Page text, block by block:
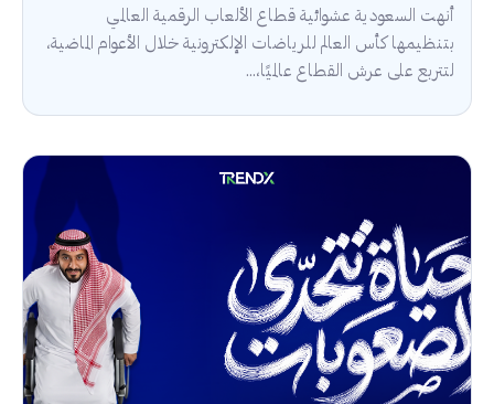
أنهت السعودية عشوائية قطاع الألعاب الرقمية العالمي
بتنظيمها كأس العالم للرياضات الإلكترونية خلال الأعوام الماضية،
لتتربع على عرش القطاع عالميًا،...